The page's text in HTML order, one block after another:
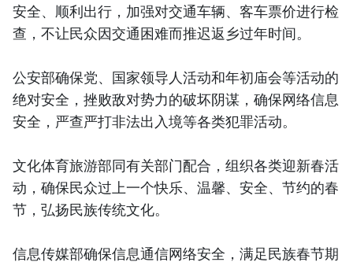
安全、顺利出行，加强对交通车辆、客车票价进行检
查，不让民众因交通困难而推迟返乡过年时间。
公安部确保党、国家领导人活动和年初庙会等活动的
绝对安全，挫败敌对势力的破坏阴谋，确保网络信息
安全，严查严打非法出入境等各类犯罪活动。
文化体育旅游部同有关部门配合，组织各类迎新春活
动，确保民众过上一个快乐、温馨、安全、节约的春
节，弘扬民族传统文化。
信息传媒部确保信息通信网络安全，满足民族春节期